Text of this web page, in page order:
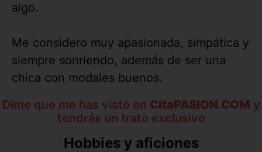
algo.
Me considero muy apasionada, simpática y
siempre sonriendo, además de ser una
chica con modales buenos.
Dime que me has visto en CitaPASION.COM y
tendrás un trato exclusivo
Hobbies y aficiones